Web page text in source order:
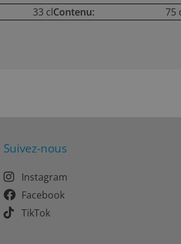
33 clContenu: 75
Suivez-nous
Instagram
Facebook
TikTok